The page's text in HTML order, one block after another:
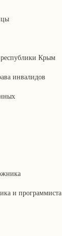
Крым
инвалидов
и программиста